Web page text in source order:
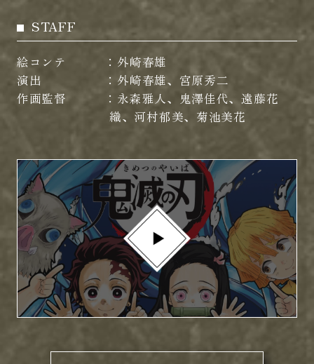
STAFF
絵コンテ
外崎春雄
演出
外崎春雄、宮原秀二
作画監督
永森雅人、鬼澤佳代、遠藤花
織、河村郁美、菊池美花